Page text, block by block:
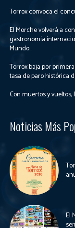
Torrox convoca el
El Morche volverá a
gastronomía
Mundo...
Torrox baja por
tasa de paro histórica
Con muertos y vueltos,
Noticias Más
El